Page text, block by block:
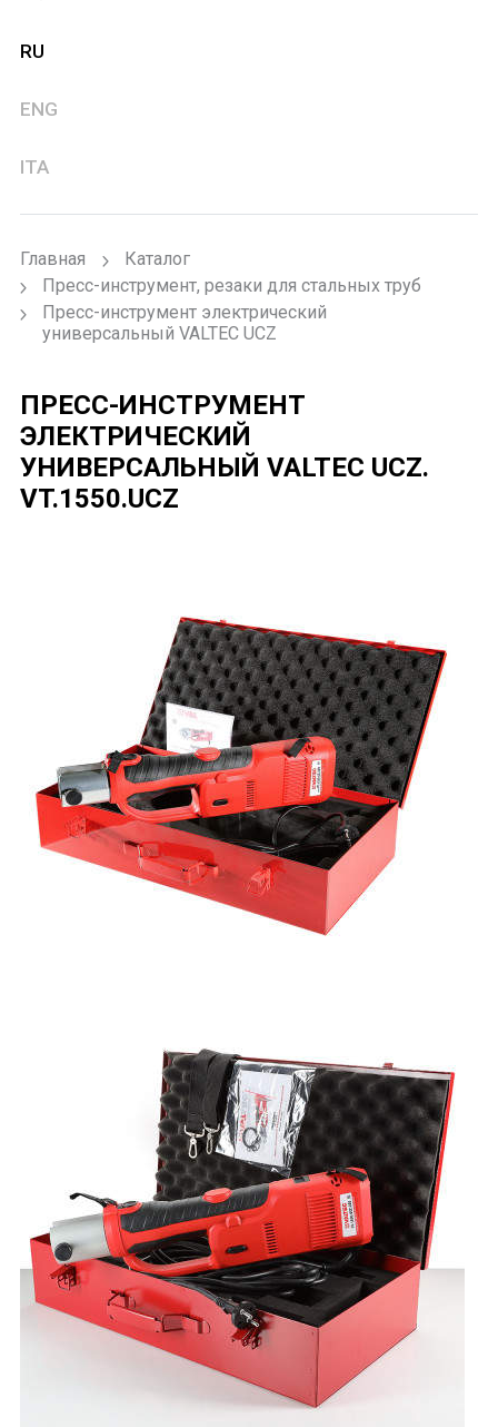
RU
ENG
ITA
Главная
Каталог
Пресс-инструмент, резаки для стальных труб
Пресс-инструмент электрический
универсальный VALTEC UCZ
ПРЕСС-ИНСТРУМЕНТ
ЭЛЕКТРИЧЕСКИЙ
УНИВЕРСАЛЬНЫЙ VALTEC UCZ.
VT.1550.UCZ